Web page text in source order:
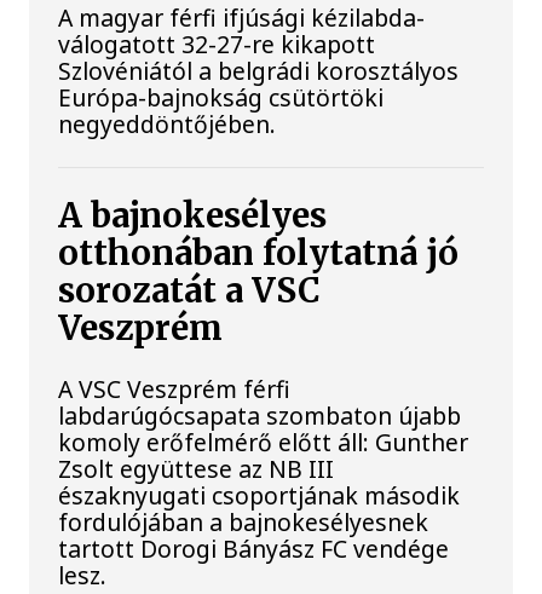
A magyar férfi ifjúsági kézilabda-
válogatott 32-27-re kikapott
Szlovéniától a belgrádi korosztályos
Európa-bajnokság csütörtöki
negyeddöntőjében.
A bajnokesélyes
otthonában folytatná jó
sorozatát a VSC
Veszprém
A VSC Veszprém férfi
labdarúgócsapata szombaton újabb
komoly erőfelmérő előtt áll: Gunther
Zsolt együttese az NB III
északnyugati csoportjának második
fordulójában a bajnokesélyesnek
tartott Dorogi Bányász FC vendége
lesz.